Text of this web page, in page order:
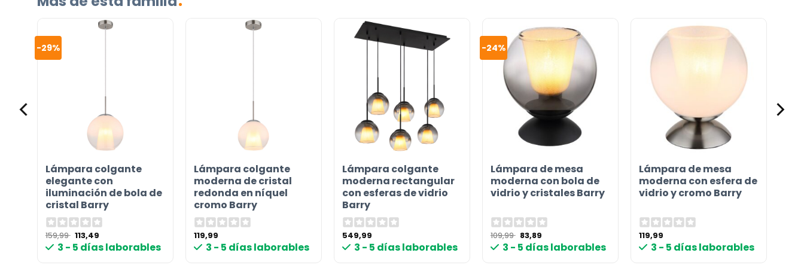
correo electrónico ainfo@lamparas-en-linea.es
-29%
Lámpara colgante
elegante con
iluminación de bola de
cristal Barry
159,99 El
precio
original
113,49
precio
actual
3 - 5 días laborables
Lámpara colgante
moderna de cristal
redonda en níquel
cromo Barry
119,99
3 - 5 días laborables
Lámpara colgante
moderna rectangular
con esferas de vidrio
Barry
549,99
3 - 5 días laborables
-24%
Lámpara de mesa
moderna con bola de
vidrio y cristales Barry
109,99 El
precio
original
83,89
precio
actual
3 - 5 días laborables
Lámpara de mesa
moderna con esfera de
vidrio y cromo Barry
119,99
3 - 5 días laborables